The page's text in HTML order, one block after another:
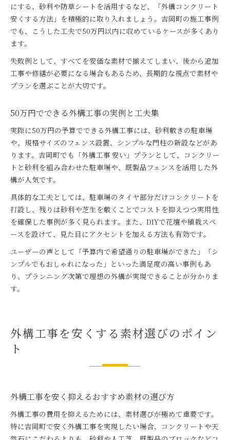
にする、砂利や防草シートを活用するなど、「外構コンクリート
安くする方法」を積極的に取り入れましょう。吉岡町の施工事例
でも、こうした工夫で50万円以内に収めているケースが多くあり
ます。
失敗例として、すべてを安価な素材で揃えてしまい、後から追加
工事や修繕が必要になる場合もあるため、長期的な視点で素材や
プランを選ぶことが大切です。
50万円でできる外構工事の実例と工夫集
実際に50万円の予算でできる外構工事には、砂利敷きの駐車場
や、規格サイズのフェンス設置、シンプルな門柱の新設などがあ
ります。吉岡町でも「外構工事 安い」プランとして、コンクリー
トと砂利を組み合わせた駐車場や、既製品フェンスを活用した外
構が人気です。
具体的な工夫としては、駐車場のタイヤ部分だけコンクリートを
打設し、残りは砂利や芝生を敷くことでコストを抑えつつ実用性
を確保した事例が多く見られます。また、DIYで花壇や植栽スペ
ースを設けて、見た目にアクセントを加える方法も有効です。
ユーザーの声として「予算内で希望通りの駐車場ができた」「シ
ンプルでもおしゃれになった」といった満足度の高い事例もあ
り、プランニング次第で理想の外構が実現できることが分かりま
す。
外構工事を安くする素材選びのポイン
ト
外構工事を安く抑えるおすすめ素材の選び方
外構工事の費用を抑えるためには、素材選びが極めて重要です。
特に吉岡町で安く外構工事を実現したい場合、コンクリートや天